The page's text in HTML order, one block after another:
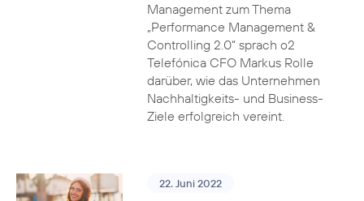
Management zum Thema
„Performance Management &
Controlling 2.0“ sprach o2
Telefónica CFO Markus Rolle
darüber, wie das Unternehmen
Nachhaltigkeits- und Business-
Ziele erfolgreich vereint.
22. Juni 2022